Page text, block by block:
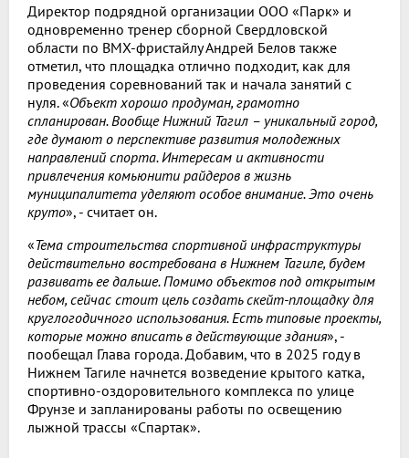
Директор подрядной организации ООО «Парк» и
одновременно тренер сборной Свердловской
области по BMX-фристайлу Андрей Белов также
отметил, что площадка отлично подходит, как для
проведения соревнований так и начала занятий с
нуля. «Объект хорошо продуман, грамотно
спланирован. Вообще Нижний Тагил – уникальный город,
где думают о перспективе развития молодежных
направлений спорта. Интересам и активности
привлечения комьюнити райдеров в жизнь
муниципалитета уделяют особое внимание. Это очень
круто», - считает он.
«Тема строительства спортивной инфраструктуры
действительно востребована в Нижнем Тагиле, будем
развивать ее дальше. Помимо объектов под открытым
небом, сейчас стоит цель создать скейт-площадку для
круглогодичного использования. Есть типовые проекты,
которые можно вписать в действующие здания», -
пообещал Глава города. Добавим, что в 2025 году в
Нижнем Тагиле начнется возведение крытого катка,
спортивно-оздоровительного комплекса по улице
Фрунзе и запланированы работы по освещению
лыжной трассы «Спартак».